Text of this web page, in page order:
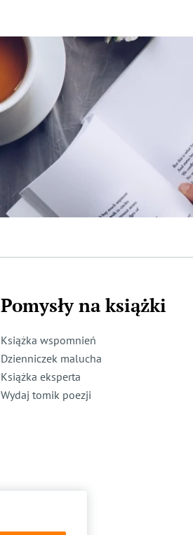
Pomysły na książki
Książka wspomnień
Dzienniczek malucha
Książka eksperta
Wydaj tomik poezji